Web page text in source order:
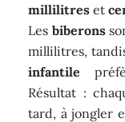
millilitres et
Les biberons
millilitres,
infantile
Résultat :
tard, à jongler